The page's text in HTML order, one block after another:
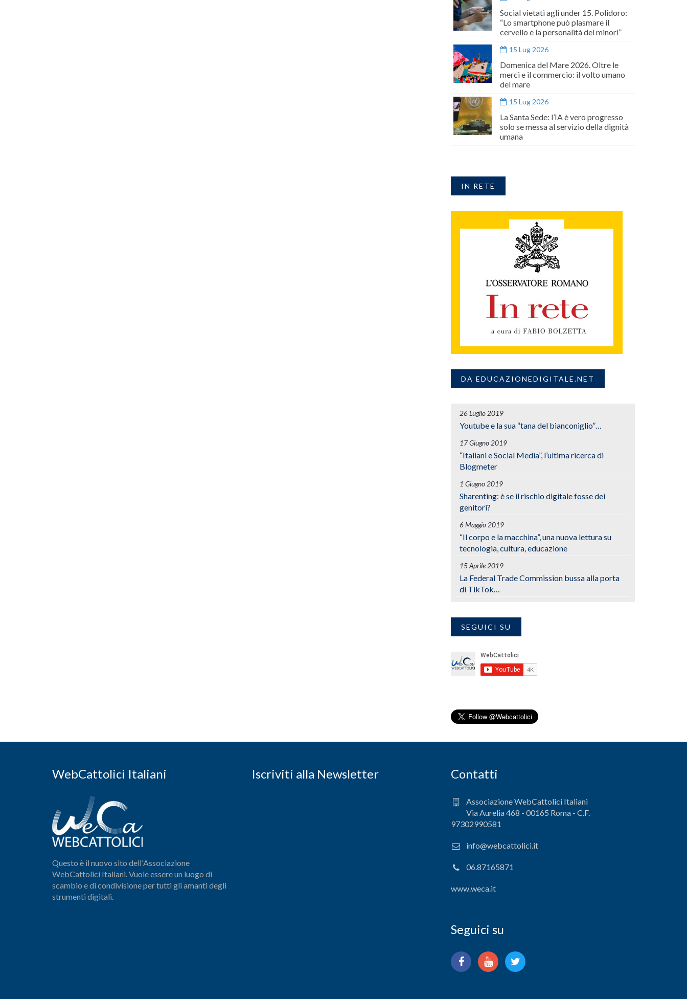
Social vietati agli under 15. Polidoro:
“Lo smartphone può plasmare il
cervello e la personalità dei minori”
15 Lug 2026
Domenica del Mare 2026. Oltre le
merci e il commercio: il volto umano
del mare
15 Lug 2026
La Santa Sede: l’IA è vero progresso
solo se messa al servizio della dignità
umana
IN RETE
DA EDUCAZIONEDIGITALE.NET
26 Luglio 2019
Youtube e la sua “tana del bianconiglio”…
17 Giugno 2019
“Italiani e Social Media”, l’ultima ricerca di
Blogmeter
1 Giugno 2019
Sharenting: è se il rischio digitale fosse dei
genitori?
6 Maggio 2019
“Il corpo e la macchina”, una nuova lettura su
tecnologia, cultura, educazione
15 Aprile 2019
La Federal Trade Commission bussa alla porta
di TikTok…
SEGUICI SU
WebCattolici Italiani
Questo è il nuovo sito dell'Associazione
WebCattolici Italiani. Vuole essere un luogo di
scambio e di condivisione per tutti gli amanti degli
strumenti digitali.
Iscriviti alla Newsletter Contatti
Associazione WebCattolici Italiani
Via Aurelia 468 - 00165 Roma - C.F.
97302990581
info@webcattolici.it
06.87165871
www.weca.it
Seguici su